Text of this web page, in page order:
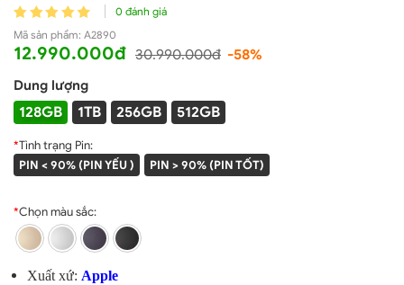
0 đánh giá
Mã sản phẩm: A2890
12.990.000đ 30.990.000đ -58%
Dung lượng
128GB 1TB 256GB 512GB
*Tình trạng Pin:
PIN < 90% (PIN YẾU )
PIN > 90% (PIN TỐT)
*Chọn màu sắc:
Xuất xứ: Apple